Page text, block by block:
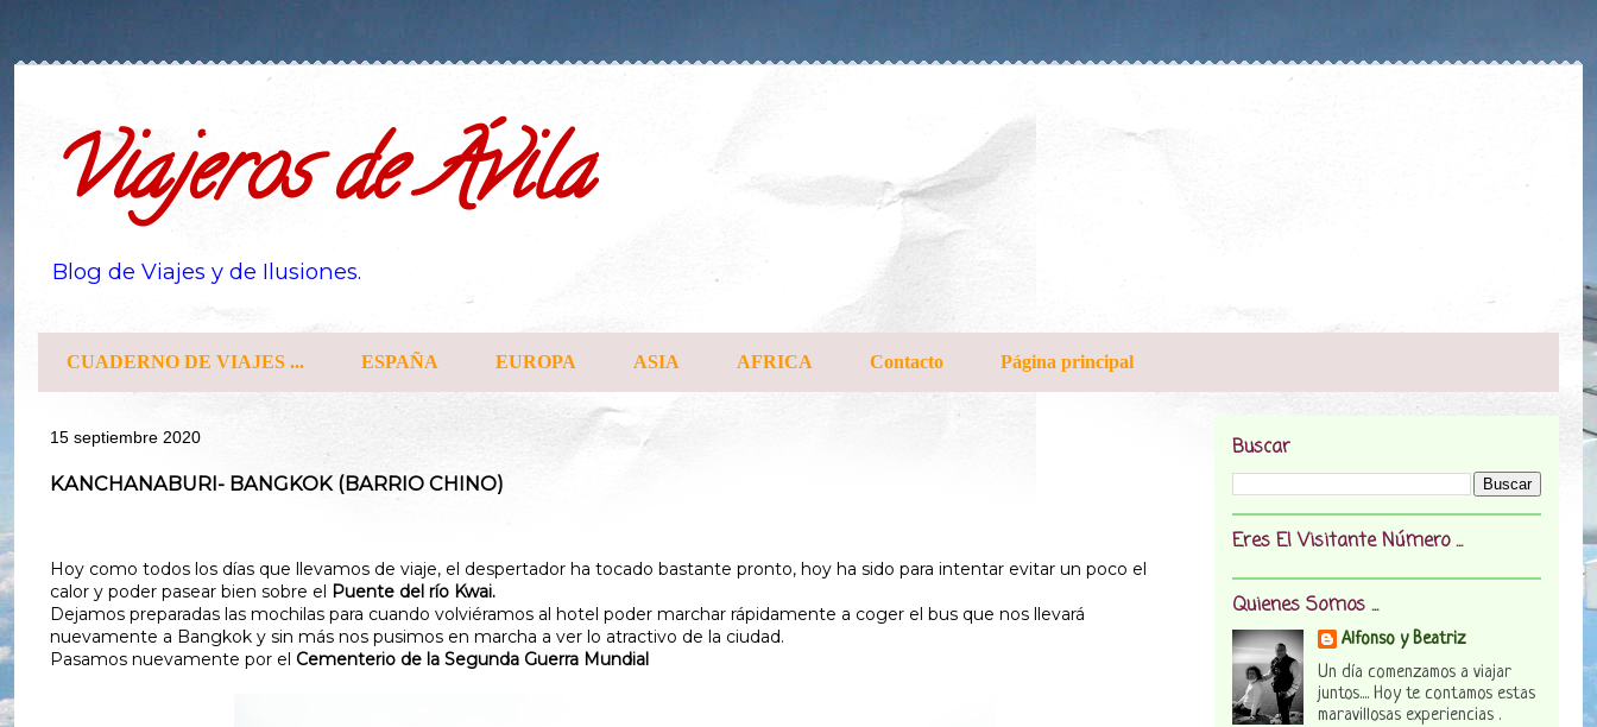
Viajeros de Ávila
Blog de Viajes y de Ilusiones.
CUADERNO DE VIAJES ... ESPAÑA EUROPA ASIA AFRICA Contacto Página principal
15 septiembre 2020
KANCHANABURI- BANGKOK (BARRIO CHINO)
Hoy como todos los días que llevamos de viaje, el despertador ha tocado bastante pronto, hoy ha sido para intentar evitar un poco el
calor y poder pasear bien sobre el Puente del río Kwai.
Dejamos preparadas las mochilas para cuando volviéramos al hotel poder marchar rápidamente a coger el bus que nos llevará
nuevamente a Bangkok y sin más nos pusimos en marcha a ver lo atractivo de la ciudad.
Pasamos nuevamente por el Cementerio de la Segunda Guerra Mundial
Buscar
Eres El Visitante Número ...
Quienes Somos ...
Alfonso y Beatriz
Un día comenzamos a viajar
juntos.... Hoy te contamos estas
maravillosas experiencias .